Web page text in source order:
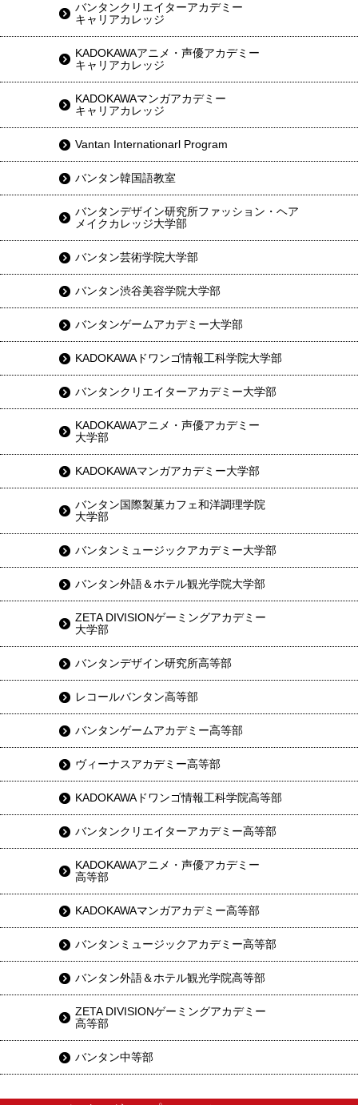
バンタンクリエイターアカデミー
キャリアカレッジ
KADOKAWAアニメ・声優アカデミー
キャリアカレッジ
KADOKAWAマンガアカデミー
キャリアカレッジ
Vantan Internationarl Program
バンタン韓国語教室
バンタンデザイン研究所ファッション・ヘア
メイクカレッジ大学部
バンタン芸術学院大学部
バンタン渋谷美容学院大学部
バンタンゲームアカデミー大学部
KADOKAWAドワンゴ情報工科学院大学部
バンタンクリエイターアカデミー大学部
KADOKAWAアニメ・声優アカデミー
大学部
KADOKAWAマンガアカデミー大学部
バンタン国際製菓カフェ和洋調理学院
大学部
バンタンミュージックアカデミー大学部
バンタン外語＆ホテル観光学院大学部
ZETA DIVISIONゲーミングアカデミー
大学部
バンタンデザイン研究所高等部
レコールバンタン高等部
バンタンゲームアカデミー高等部
ヴィーナスアカデミー高等部
KADOKAWAドワンゴ情報工科学院高等部
バンタンクリエイターアカデミー高等部
KADOKAWAアニメ・声優アカデミー
高等部
KADOKAWAマンガアカデミー高等部
バンタンミュージックアカデミー高等部
バンタン外語＆ホテル観光学院高等部
ZETA DIVISIONゲーミングアカデミー
高等部
バンタン中等部